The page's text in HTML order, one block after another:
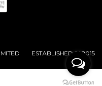
立即購買
ESTABLISHED IN 2015